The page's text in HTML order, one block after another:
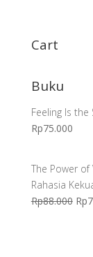
Cart
Buku
Feeling Is
Rp75.000
The Power
Rahasia
Rp88.000 Rp